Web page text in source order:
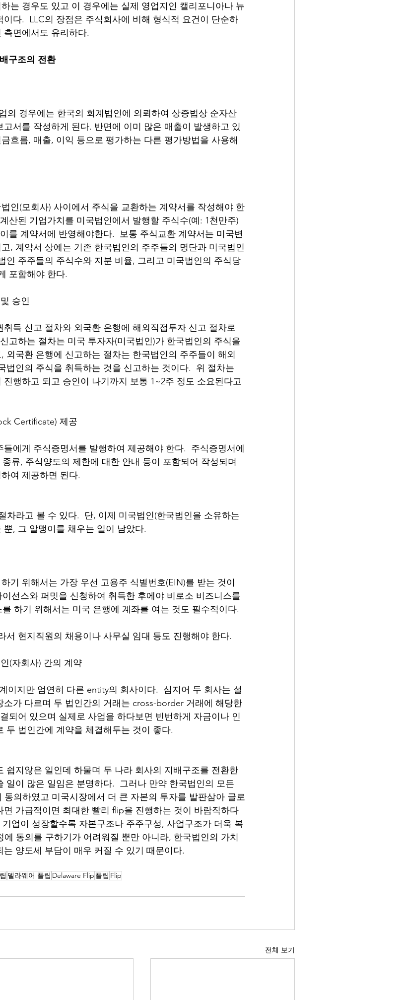
는 경우도 있고 이 경우에는 실제 영업지인 캘리포니아나 뉴
다.  LLC의 장점은 주식회사에 비해 형식적 요건이 단순하
면에서도 유리하다.
구조의 전환
의 경우에는 한국의 회계법인에 의뢰하여 상증법상 순자산
서를 작성하게 된다. 반면에 이미 많은 매출이 발생하고 있
흐름, 매출, 이익 등으로 평가하는 다른 평가방법을 사용해
인(모회사) 사이에서 주식을 교환하는 계약서를 작성해야 한
산된 기업가치를 미국법인에서 발행할 주식수(예: 1천만주)
를 계약서에 반영해야한다.  보통 주식교환 계약서는 미국변
, 계약서 상에는 기존 한국법인의 주주들의 명단과 미국법인
인 주주들의 주식수와 지분 비율, 그리고 미국법인의 주식당
포함해야 한다.
승인
득 신고 절차와 외국환 은행에 해외직접투자 신고 절차로
고하는 절차는 미국 투자자(미국법인)가 한국법인의 주식을
외국환 은행에 신고하는 절차는 한국법인의 주주들이 해외
법인의 주식을 취득하는 것을 신고하는 것이다.  위 절차는
행하고 되고 승인이 나기까지 보통 1~2주 정도 소요된다고
Certificate) 제공
에게 주식증명서를 발행하여 제공해야 한다.  주식증명서에
류, 주식양도의 제한에 대한 안내 등이 포함되어 작성되며
여 제공하면 된다.
차라고 볼 수 있다.  단, 이제 미국법인(한국법인을 소유하는
, 그 알맹이를 채우는 일이 남았다.
기 위해서는 가장 우선 고용주 식별번호(EIN)를 받는 것이
선스와 퍼밋을 신청하여 취득한 후에야 비로소 비즈니스를
하기 위해서는 미국 은행에 계좌를 여는 것도 필수적이다.
서 현지직원의 채용이나 사무실 임대 등도 진행해야 한다.
인(자회사) 간의 계약
이지만 엄연히 다른 entity의 회사이다.  심지어 두 회사는 설
소가 다르며 두 법인간의 거래는 cross-border 거래에 해당한
되어 있으며 실제로 사업을 하다보면 빈번하게 자금이나 인
두 법인간에 계약을 체결해두는 것이 좋다.
쉽지않은 일인데 하물며 두 나라 회사의 지배구조를 전환한
일이 많은 일임은 분명하다.  그러나 만약 한국법인의 모든
의하였고 미국시장에서 더 큰 자본의 투자를 발판삼아 글로
가급적이면 최대한 빨리 flip을 진행하는 것이 바람직하다
업이 성장할수록 자본구조나 주주구성, 사업구조가 더욱 복
동의를 구하기가 어려워질 뿐만 아니라, 한국법인의 가치
양도세 부담이 매우 커질 수 있기 때문이다.
델라웨어 플립 Delaware Flip 플립 Flip
전체 보기